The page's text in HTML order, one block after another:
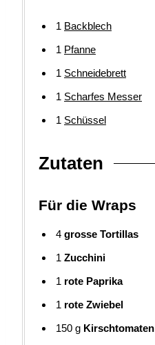
1 Backblech
1 Pfanne
1 Schneidebrett
1 Scharfes Messer
1 Schüssel
Zutaten
Für die Wraps
4 grosse Tortillas
1 Zucchini
1 rote Paprika
1 rote Zwiebel
150 g Kirschtomaten